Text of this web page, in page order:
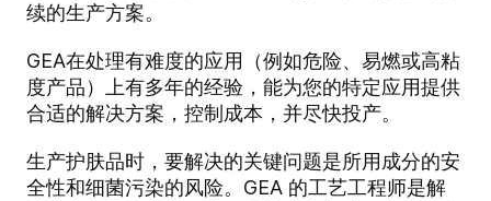
续的生产方案。
GEA在处理有难度的应用（例如危险、易燃或高粘
度产品）上有多年的经验，能为您的特定应用提供
合适的解决方案，控制成本，并尽快投产。
生产护肤品时，要解决的关键问题是所用成分的安
全性和细菌污染的风险。GEA 的工艺工程师是解